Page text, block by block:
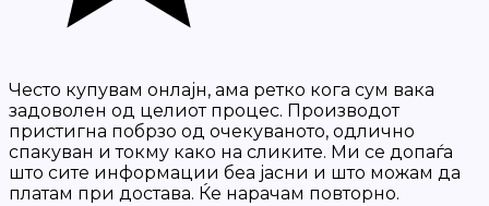
Често купувам онлајн, ама ретко кога сум вака
задоволен од целиот процес. Производот
пристигна побрзо од очекуваното, одлично
спакуван и токму како на сликите. Ми се допаѓа
што сите информации беа јасни и што можам да
платам при достава. Ќе нарачам повторно.